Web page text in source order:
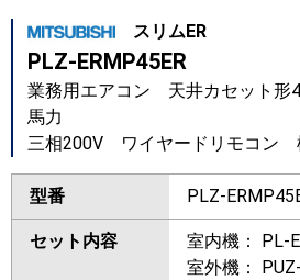
スリムER
PLZ-ERMP45ER
業務用エアコン 天井カセット
馬力
三相200V ワイヤードリモコン
型番 PLZ-
セット内容
室内機： PL-
室外機：